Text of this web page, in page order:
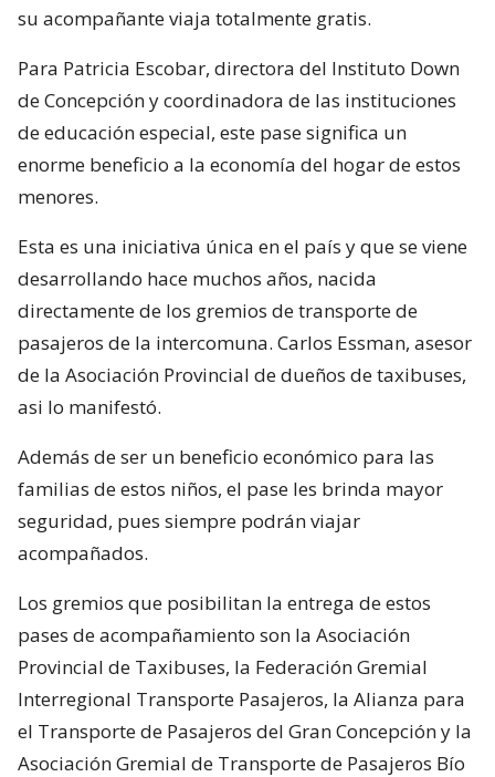
su acompañante viaja totalmente gratis.
Para Patricia Escobar, directora del Instituto Down
de Concepción y coordinadora de las instituciones
de educación especial, este pase significa un
enorme beneficio a la economía del hogar de estos
menores.
Esta es una iniciativa única en el país y que se viene
desarrollando hace muchos años, nacida
directamente de los gremios de transporte de
pasajeros de la intercomuna. Carlos Essman, asesor
de la Asociación Provincial de dueños de taxibuses,
asi lo manifestó.
Además de ser un beneficio económico para las
familias de estos niños, el pase les brinda mayor
seguridad, pues siempre podrán viajar
acompañados.
Los gremios que posibilitan la entrega de estos
pases de acompañamiento son la Asociación
Provincial de Taxibuses, la Federación Gremial
Interregional Transporte Pasajeros, la Alianza para
el Transporte de Pasajeros del Gran Concepción y la
Asociación Gremial de Transporte de Pasajeros Bío